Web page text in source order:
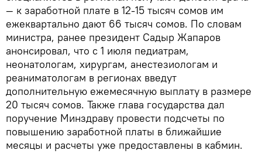
— к заработной плате в 12-15 тысяч сомов им
ежеквартально дают 66 тысяч сомов. По словам
министра, ранее президент Садыр Жапаров
анонсировал, что с 1 июля педиатрам,
неонатологам, хирургам, анестезиологам и
реаниматологам в регионах введут
дополнительную ежемесячную выплату в размере
20 тысяч сомов. Также глава государства дал
поручение Минздраву провести подсчеты по
повышению заработной платы в ближайшие
месяцы и расчеты уже предоставлены в кабмин.